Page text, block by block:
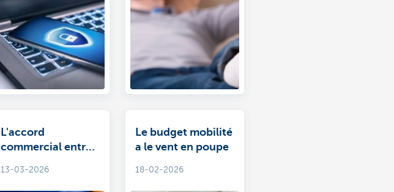
L'accord
commercial entre
profite-t-il?
13-03-2026
Le budget mobilité
a le vent en poupe
18-02-2026